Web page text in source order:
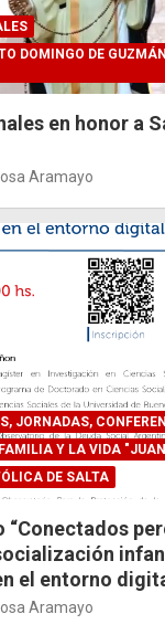
DOMINGO DE
en honor a
Aramayo
JORNADAS,
Y LA VIDA
DE SALTA
“Conectados
el entorno
Aramayo